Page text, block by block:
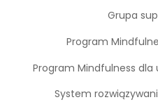
Grupa
Program
Program Mindfulness dla
System